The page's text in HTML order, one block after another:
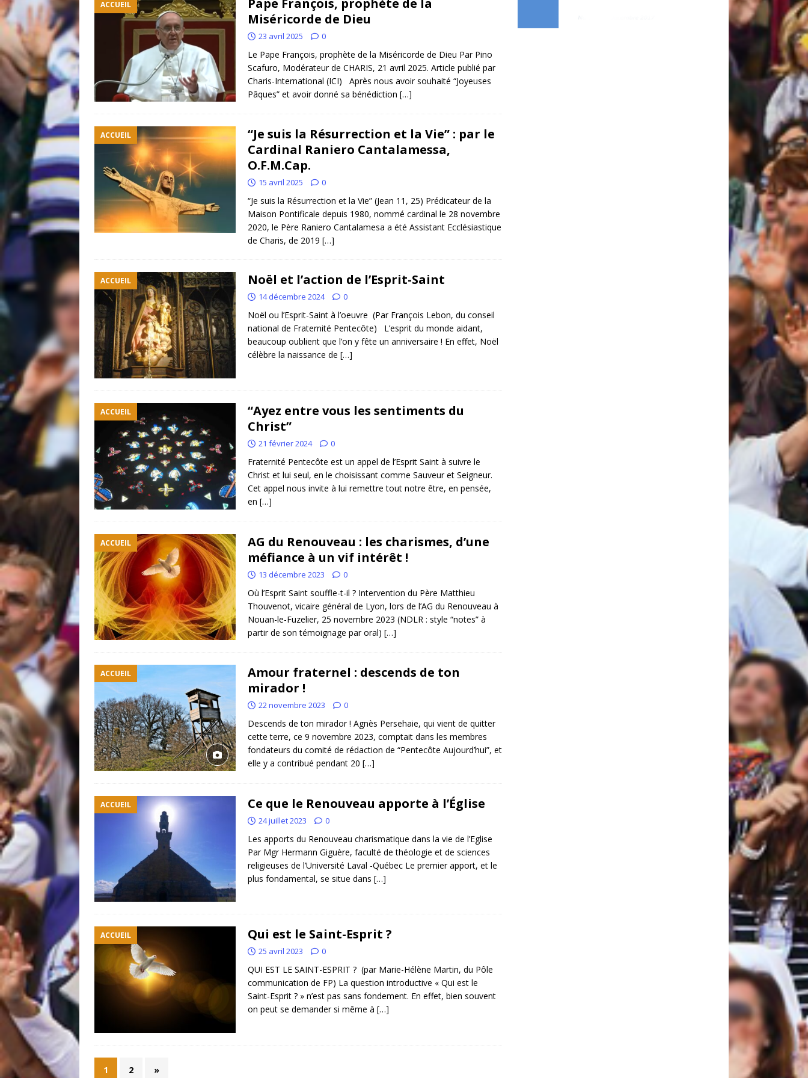
ACCUEIL
Miséricorde de Dieu
23 avril 2025 0
Le Pape François, prophète de la Miséricorde de Dieu Par Pino
Scafuro, Modérateur de CHARIS, 21 avril 2025. Article publié par
Charis-International (ICI) Après nous avoir souhaité “Joyeuses
Pâques” et avoir donné sa bénédiction […]
ACCUEIL
“Je suis la Résurrection et la Vie” : par le
Cardinal Raniero Cantalamessa,
O.F.M.Cap.
15 avril 2025 0
“Je suis la Résurrection et la Vie” (Jean 11, 25) Prédicateur de la
Maison Pontificale depuis 1980, nommé cardinal le 28 novembre
2020, le Père Raniero Cantalamesa a été Assistant Ecclésiastique
de Charis, de 2019 […]
ACCUEIL Noël et l’action de l’Esprit-Saint
14 décembre 2024 0
Noël ou l’Esprit-Saint à l’oeuvre (Par François Lebon, du conseil
national de Fraternité Pentecôte) L’esprit du monde aidant,
beaucoup oublient que l’on y fête un anniversaire ! En effet, Noël
célèbre la naissance de […]
ACCUEIL
“Ayez entre vous les sentiments du
Christ”
21 février 2024 0
Fraternité Pentecôte est un appel de l’Esprit Saint à suivre le
Christ et lui seul, en le choisissant comme Sauveur et Seigneur.
Cet appel nous invite à lui remettre tout notre être, en pensée,
en […]
ACCUEIL
AG du Renouveau : les charismes, d’une
méfiance à un vif intérêt !
13 décembre 2023 0
Où l’Esprit Saint souffle-t-il ? Intervention du Père Matthieu
Thouvenot, vicaire général de Lyon, lors de l’AG du Renouveau à
Nouan-le-Fuzelier, 25 novembre 2023 (NDLR : style “notes” à
partir de son témoignage par oral) […]
ACCUEIL
Amour fraternel : descends de ton
mirador !
22 novembre 2023 0
Descends de ton mirador ! Agnès Persehaie, qui vient de quitter
cette terre, ce 9 novembre 2023, comptait dans les membres
fondateurs du comité de rédaction de “Pentecôte Aujourd’hui”, et
elle y a contribué pendant 20 […]
ACCUEIL Ce que le Renouveau apporte à l’Église
24 juillet 2023 0
Les apports du Renouveau charismatique dans la vie de l’Eglise
Par Mgr Hermann Giguère, faculté de théologie et de sciences
religieuses de l’Université Laval -Québec Le premier apport, et le
plus fondamental, se situe dans […]
ACCUEIL Qui est le Saint-Esprit ?
25 avril 2023 0
QUI EST LE SAINT-ESPRIT ? (par Marie-Hélène Martin, du Pôle
communication de FP) La question introductive « Qui est le
Saint-Esprit ? » n’est pas sans fondement. En effet, bien souvent
on peut se demander si même à […]
1 2 »